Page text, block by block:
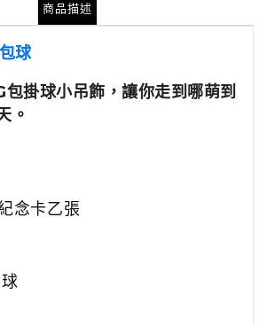
商品描述
球
包掛球小吊飾，讓你走到哪萌到
。
念卡乙張